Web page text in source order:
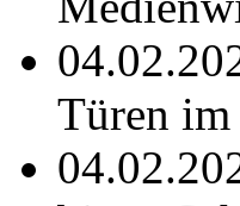
Türen im